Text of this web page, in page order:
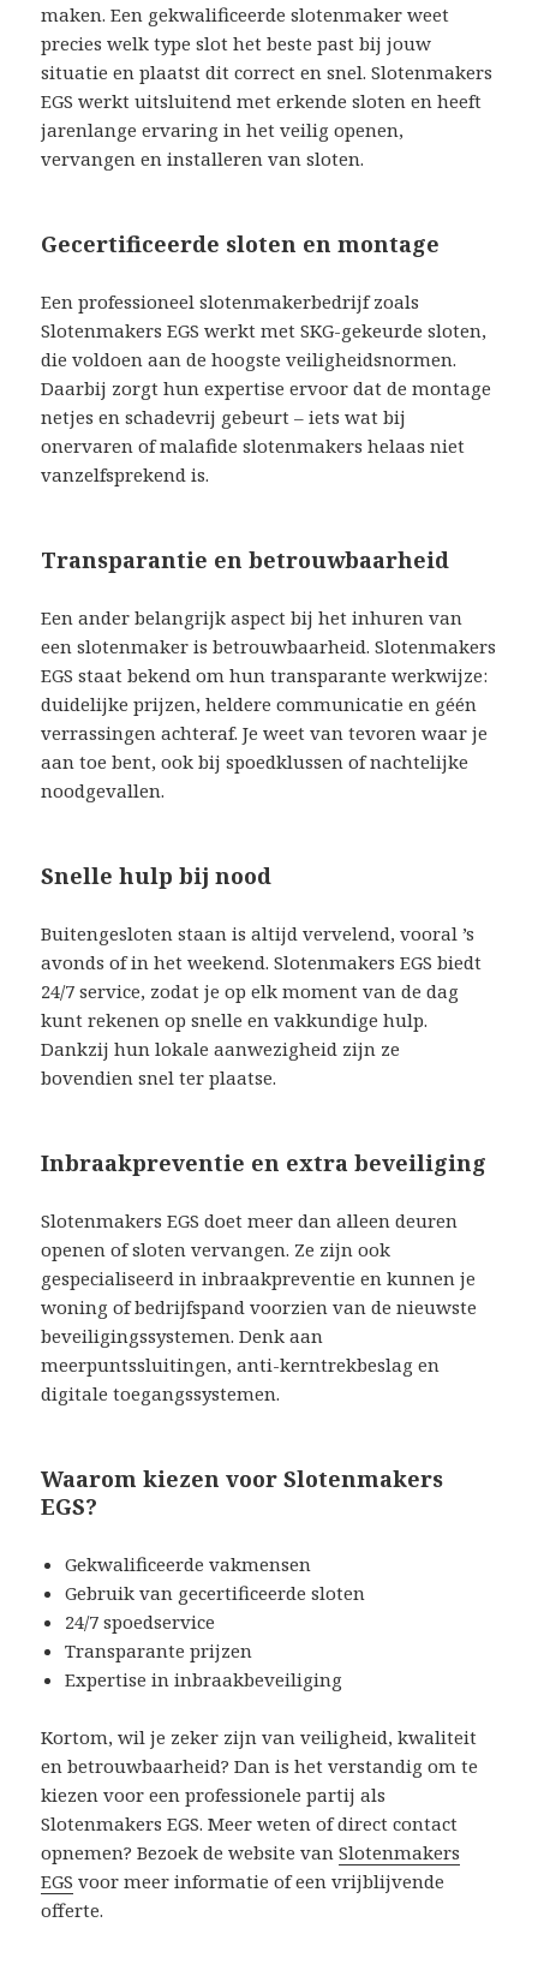
maken. Een gekwalificeerde slotenmaker weet
precies welk type slot het beste past bij jouw
situatie en plaatst dit correct en snel. Slotenmakers
EGS werkt uitsluitend met erkende sloten en heeft
jarenlange ervaring in het veilig openen,
vervangen en installeren van sloten.
Gecertificeerde sloten en montage
Een professioneel slotenmakerbedrijf zoals
Slotenmakers EGS werkt met SKG-gekeurde sloten,
die voldoen aan de hoogste veiligheidsnormen.
Daarbij zorgt hun expertise ervoor dat de montage
netjes en schadevrij gebeurt – iets wat bij
onervaren of malafide slotenmakers helaas niet
vanzelfsprekend is.
Transparantie en betrouwbaarheid
Een ander belangrijk aspect bij het inhuren van
een slotenmaker is betrouwbaarheid. Slotenmakers
EGS staat bekend om hun transparante werkwijze:
duidelijke prijzen, heldere communicatie en géén
verrassingen achteraf. Je weet van tevoren waar je
aan toe bent, ook bij spoedklussen of nachtelijke
noodgevallen.
Snelle hulp bij nood
Buitengesloten staan is altijd vervelend, vooral ’s
avonds of in het weekend. Slotenmakers EGS biedt
24/7 service, zodat je op elk moment van de dag
kunt rekenen op snelle en vakkundige hulp.
Dankzij hun lokale aanwezigheid zijn ze
bovendien snel ter plaatse.
Inbraakpreventie en extra beveiliging
Slotenmakers EGS doet meer dan alleen deuren
openen of sloten vervangen. Ze zijn ook
gespecialiseerd in inbraakpreventie en kunnen je
woning of bedrijfspand voorzien van de nieuwste
beveiligingssystemen. Denk aan
meerpuntssluitingen, anti-kerntrekbeslag en
digitale toegangssystemen.
Waarom kiezen voor Slotenmakers
EGS?
Gekwalificeerde vakmensen
Gebruik van gecertificeerde sloten
24/7 spoedservice
Transparante prijzen
Expertise in inbraakbeveiliging
Kortom, wil je zeker zijn van veiligheid, kwaliteit
en betrouwbaarheid? Dan is het verstandig om te
kiezen voor een professionele partij als
Slotenmakers EGS. Meer weten of direct contact
opnemen? Bezoek de website vanSlotenmakers
EGS voor meer informatie of een vrijblijvende
offerte.